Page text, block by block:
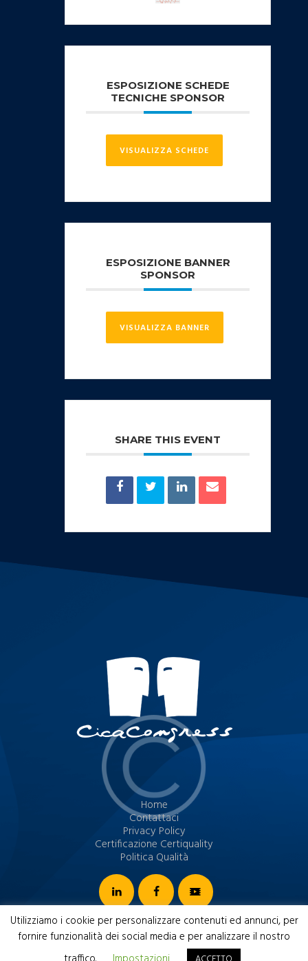
ESPOSIZIONE SCHEDE
TECNICHE SPONSOR
VISUALIZZA SCHEDE
ESPOSIZIONE BANNER
SPONSOR
VISUALIZZA BANNER
SHARE THIS EVENT
Home
Contattaci
Privacy Policy
Certificazione Certiquality
Politica Qualità
CicaCongress © 2026. Tutti i diritti riservati.
Utilizziamo i cookie per personalizzare contenuti ed annunci, per
fornire funzionalità dei social media e per analizzare il nostro